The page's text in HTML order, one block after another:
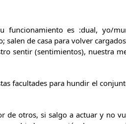
funcionamiento es :dual, yo/
de casa para volver
sentir (sentimientos), nuestra
facultades para hundir el
de otros, si salgo a actuar y no